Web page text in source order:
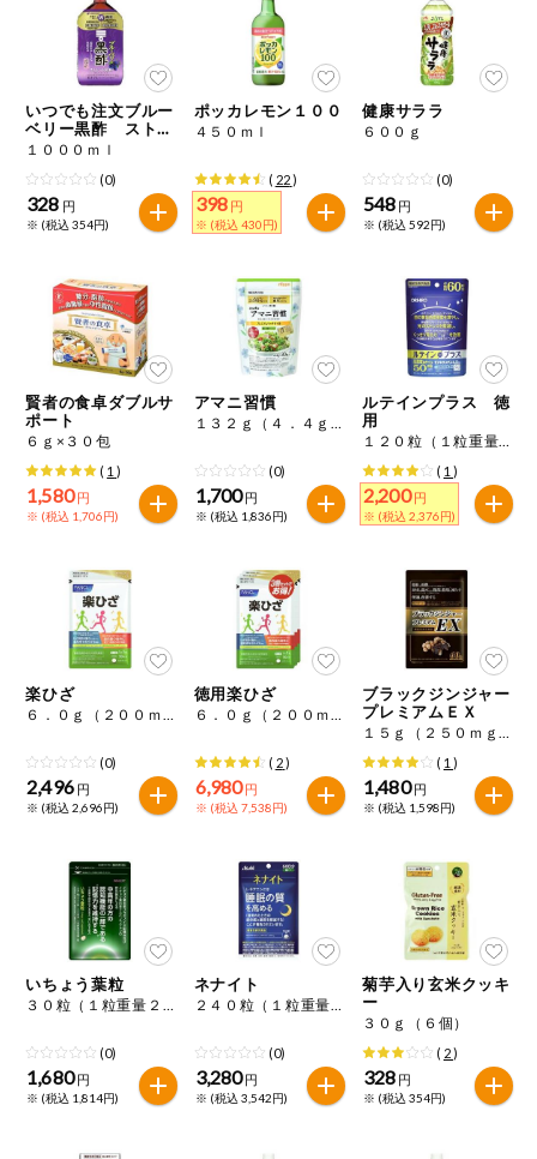
ご利用ガイド
商品のリクエスト
アプリのダウンロード
PC版サイトを表示
テキスト注文サイトを表示
お問い合わせ
洗濯・バス・
トイレ用品
住居・生活用
品
コスメ＆ボデ
ィケア
衣料品
ペット
先着限定企画
スマート・ワ
ン注文
今週のお買い
コープ商品
今週の新登場
トク
複数注文でお
トク
ポイントがも
らえる！
お弁当用商品
アレルゲン情報は、商品企画時の情報のため、ご使用前には
必ず商品パッケージの表示をご確認ください。
特定原材料に準ずるものは、お取引先から情報提供のあった
範囲でのお知らせです。
いつでも注文ブルー
ベリー黒酢 ストレ
ート
１０００ｍｌ
(0)
328 円
※ (税込 354円)
ポッカレモン１００
４５０ｍｌ
( 22)
398 円
※ (税込 430円)
健康サララ
６００ｇ
(0)
548 円
※ (税込 592円)
賢者の食卓ダブルサ
ポート
６ｇ×３０包
( 1 )
1,580 円
※ (税込 1,706円)
アマニ習慣
１３２ｇ（４．４ｇ×３０袋）
(0)
1,700 円
※ (税込 1,836円)
ルテインプラス 徳
用
１２０粒（１粒重量４７０ｍｇ）
( 1 )
2,200 円
※ (税込 2,376円)
楽ひざ
６．０ｇ（２００ｍｇ×３０粒）
(0)
2,496 円
※ (税込 2,696円)
徳用楽ひざ
６．０ｇ（２００ｍｇ×３０粒）×３
( 2)
6,980 円
※ (税込 7,538円)
ブラックジンジャー
プレミアムＥＸ
１５ｇ（２５０ｍｇ×６０粒）
( 1 )
1,480 円
※ (税込 1,598円)
いちょう葉粒
３０粒（１粒重量２５０ｍｇ）
(0)
1,680 円
※ (税込 1,814円)
ネナイト
２４０粒（１粒重量２８０ｍｇ）
(0)
3,280 円
※ (税込 3,542円)
菊芋入り玄米クッキ
ー
３０ｇ（６個）
( 2)
328 円
※ (税込 354円)